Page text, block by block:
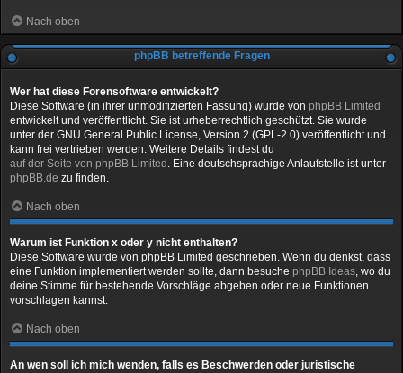
Nach oben
phpBB betreffende Fragen
Wer hat diese Forensoftware entwickelt?
Diese Software (in ihrer unmodifizierten Fassung) wurde von phpBB Limited
entwickelt und veröffentlicht. Sie ist urheberrechtlich geschützt. Sie wurde
unter der GNU General Public License, Version 2 (GPL-2.0) veröffentlicht und
kann frei vertrieben werden. Weitere Details findest du
auf der Seite von phpBB Limited . Eine deutschsprachige Anlaufstelle ist unter
phpBB.de zu finden.
Nach oben
Warum ist Funktion x oder y nicht enthalten?
Diese Software wurde von phpBB Limited geschrieben. Wenn du denkst, dass
eine Funktion implementiert werden sollte, dann besuche phpBB Ideas, wo du
deine Stimme für bestehende Vorschläge abgeben oder neue Funktionen
vorschlagen kannst.
Nach oben
An wen soll ich mich wenden, falls es Beschwerden oder juristische